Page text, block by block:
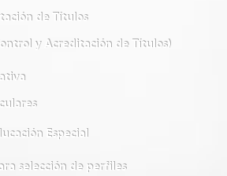
de Títulos
y Acreditación de Títulos)
Especial
selección de perfiles